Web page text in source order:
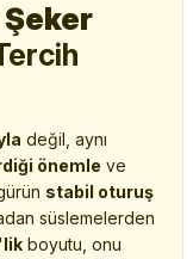
Şeker
değil, aynı
önemle ve
stabil oturuş
süslemelerden
boyutu, onu